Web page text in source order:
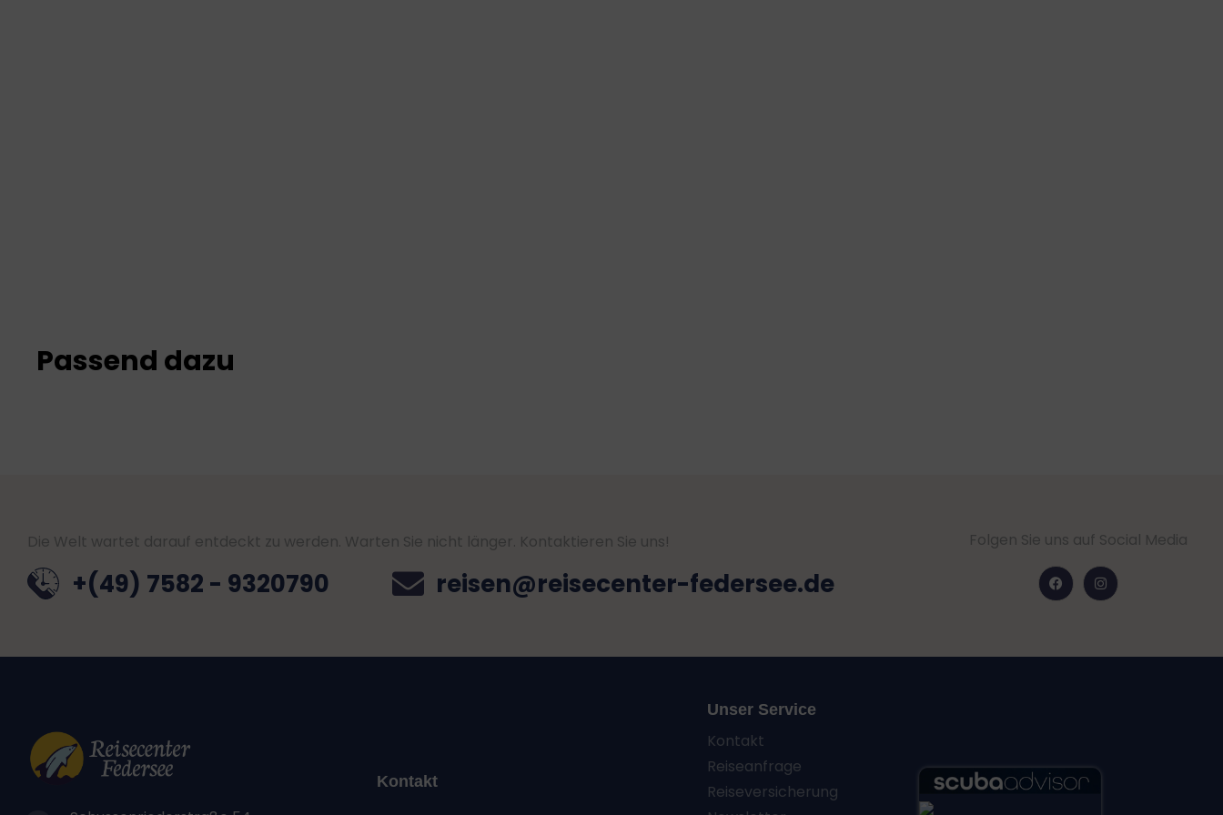
Passend dazu
Die Welt wartet darauf entdeckt zu werden. Warten Sie nicht länger. Kontaktieren Sie uns!
+(49) 7582 - 9320790 reisen@reisecenter-federsee.de
Folgen Sie uns auf Social Media
Kontakt
Unser Service
Kontakt
Reiseanfrage
Reiseversicherung